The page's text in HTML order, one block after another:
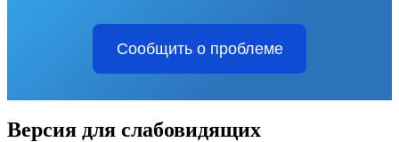
Сообщить о проблеме
Версия для слабовидящих